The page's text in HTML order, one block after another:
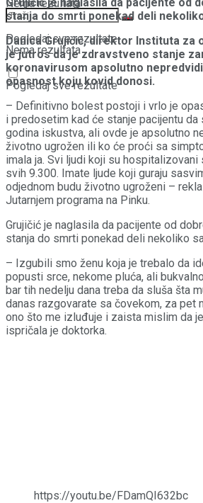
Nema rezultata
Pogledaj sve rezultate
Nema rezultata
Pogledaj sve rezultate
stanja do smrti ponekad deli
Danica Grujičić, direktor Instituta za
je jutros da je zdravstveno stanje
koronavirusom apsolutno
opasnost koju kovid donosi.
– Definitivno bolest postoji i vrlo je
i predosetim kad će stanje pacijentu da
godina iskustva, ali ovde je apsolutno
životno ugrožen ili ko će proći sa
imala ja. Svi ljudi koji su hospitalizovani
svih 9.300. Imate ljude koji guraju
odjednom budu životno ugroženi –
Jutarnjem programa na Pinku.
Grujičić je naglasila da pacijente od
stanja do smrti ponekad deli nekoliko
– Izgubili smo ženu koja je trebalo da
popusti srce, nekome pluća, ali
bar tih nedelju dana treba da sluša šta
danas razgovarate sa čovekom, za pet
ono što me izluđuje i zaista mislim da
ispričala je doktorka.
https://youtu.be/FDamQI632bc